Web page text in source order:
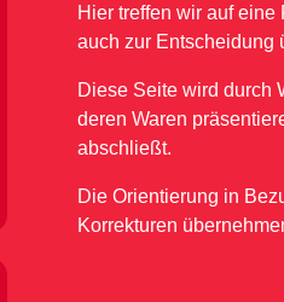
Hier treffen wir auf
auch zur Entscheidung
Diese Seite wird durch
deren Waren
abschließt.
Die Orientierung in
Korrekturen